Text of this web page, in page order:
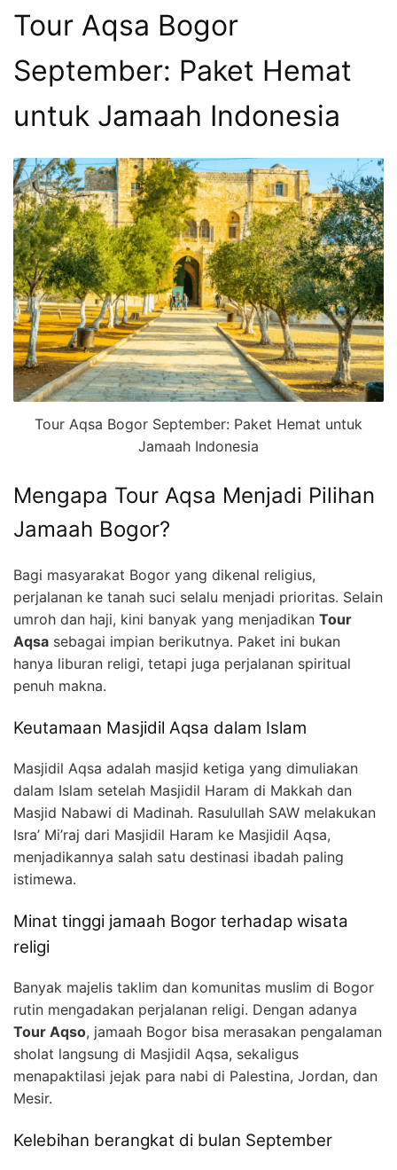
Tour Aqsa Bogor
September: Paket Hemat
untuk Jamaah Indonesia
Tour Aqsa Bogor September: Paket Hemat untuk
Jamaah Indonesia
Mengapa Tour Aqsa Menjadi Pilihan
Jamaah Bogor?
Bagi masyarakat Bogor yang dikenal religius,
perjalanan ke tanah suci selalu menjadi prioritas. Selain
umroh dan haji, kini banyak yang menjadikan Tour
Aqsa sebagai impian berikutnya. Paket ini bukan
hanya liburan religi, tetapi juga perjalanan spiritual
penuh makna.
Keutamaan Masjidil Aqsa dalam Islam
Masjidil Aqsa adalah masjid ketiga yang dimuliakan
dalam Islam setelah Masjidil Haram di Makkah dan
Masjid Nabawi di Madinah. Rasulullah SAW melakukan
Isra’ Mi’raj dari Masjidil Haram ke Masjidil Aqsa,
menjadikannya salah satu destinasi ibadah paling
istimewa.
Minat tinggi jamaah Bogor terhadap wisata
religi
Banyak majelis taklim dan komunitas muslim di Bogor
rutin mengadakan perjalanan religi. Dengan adanya
Tour Aqso, jamaah Bogor bisa merasakan pengalaman
sholat langsung di Masjidil Aqsa, sekaligus
menapaktilasi jejak para nabi di Palestina, Jordan, dan
Mesir.
Kelebihan berangkat di bulan September